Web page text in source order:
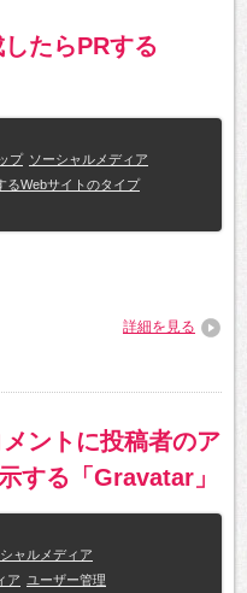
たらPRする
プ ソーシャルメディア
るWebサイトのタイプ
詳細を見る
ントに投稿者のア
する「Gravatar」
ャルメディア
ア
ユーザー管理